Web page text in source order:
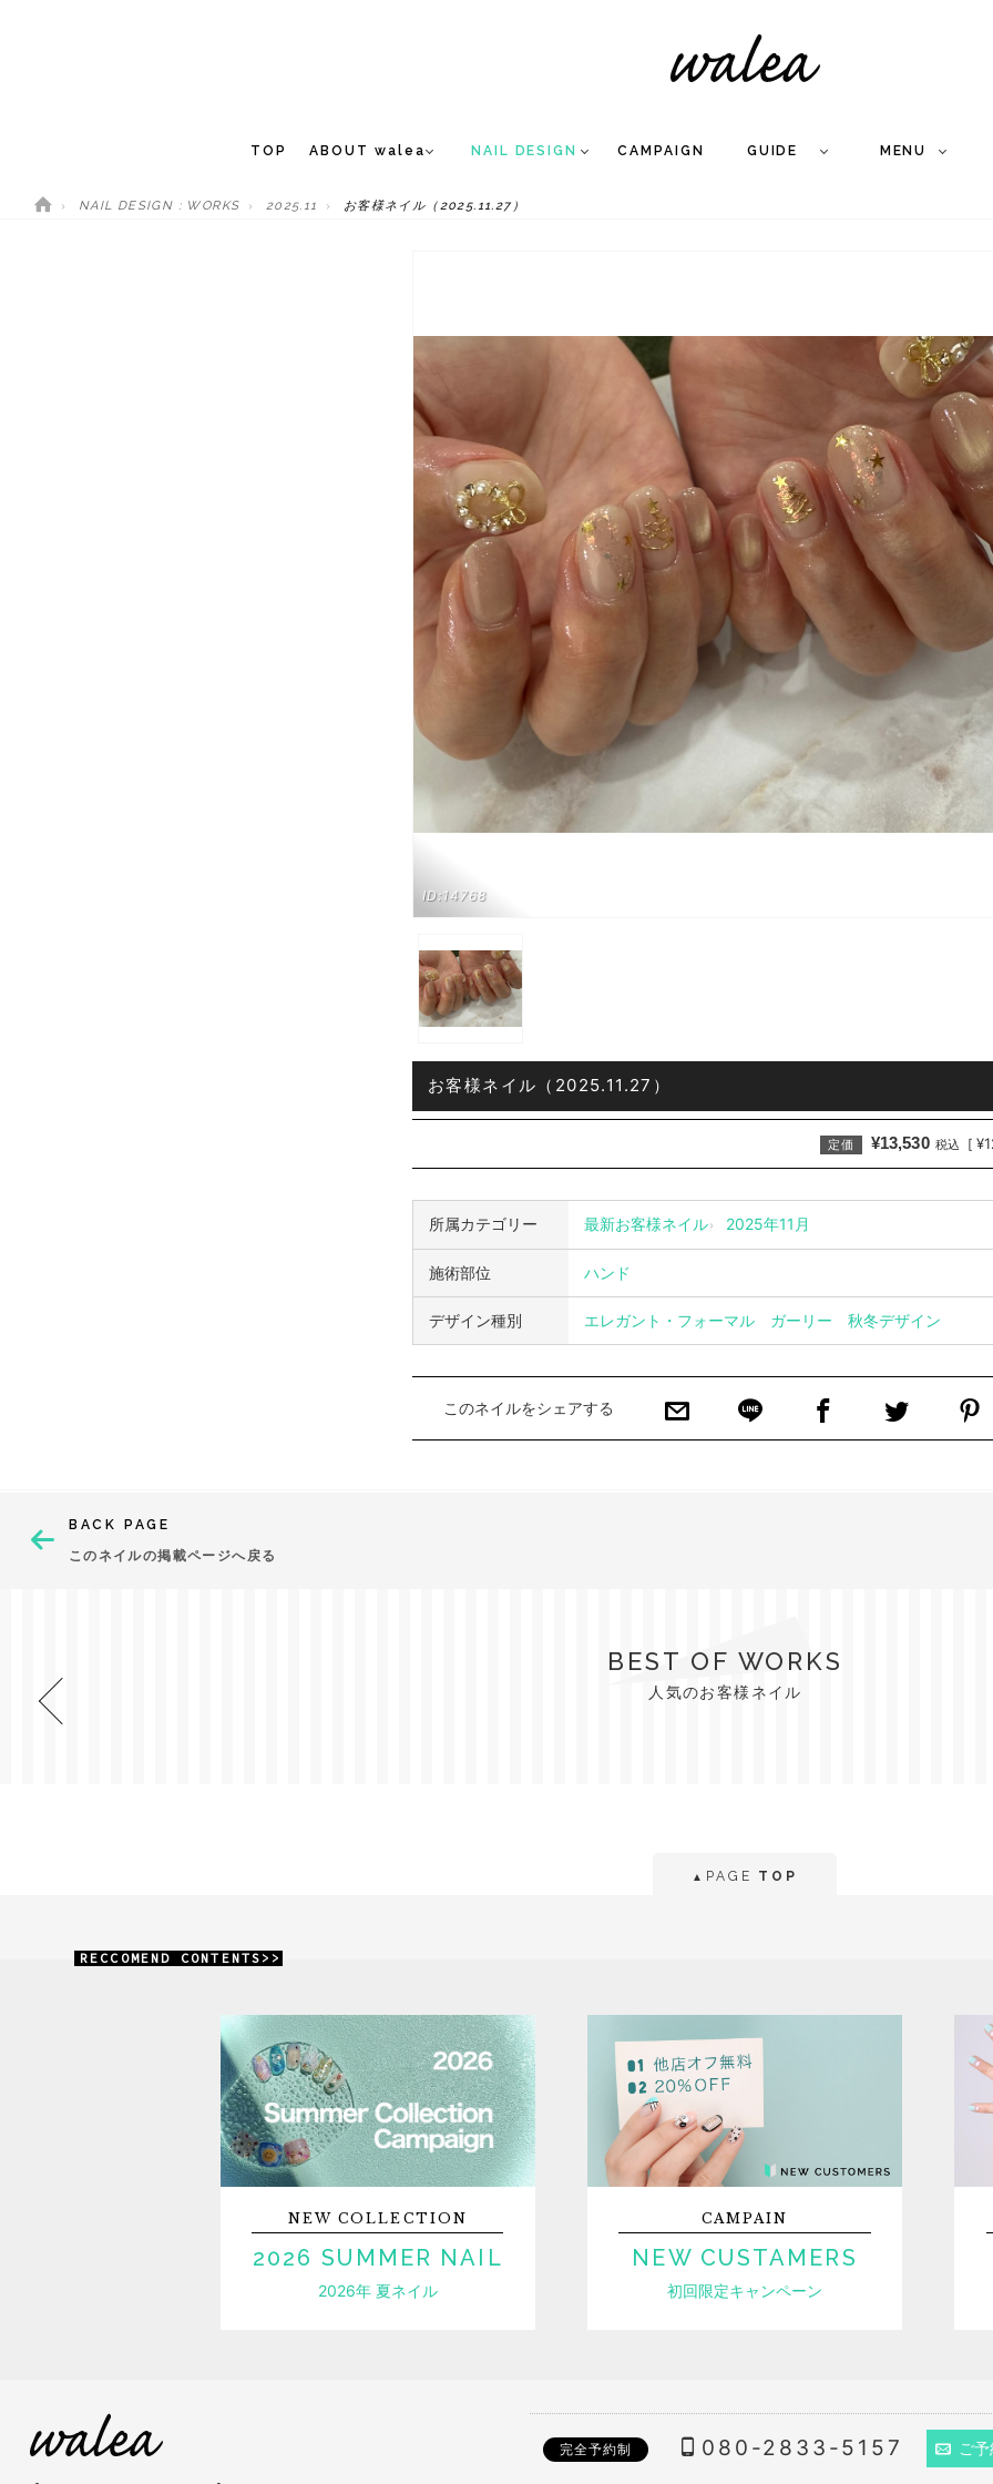
TOP ABOUT walea NAIL DESIGN CAMPAIGN GUIDE MENU
NAIL DESIGN : WORKS 2025.11 お客様ネイル（2025.11.27）
ID:14768
お客様ネイル（2025.11.27）
定価 ¥13,530 税込 [
所属カテゴリー 最新お客様ネイル 2025年11月
施術部位 ハンド
デザイン種別 エレガント・フォーマル ガーリー 秋冬デザイン
このネイルをシェアする
BACK PAGE
このネイルの掲載ページへ戻る
BEST OF WORKS
人気のお客様ネイル
▲ PAGE TOP
RECCOMEND CONTENTS>>
NEWCOLLECTION
2026 SUMMER NAIL
2026年 夏ネイル
CAMPAIN
NEW CUSTAMERS
初回限定キャンペーン
完全予約制 080-2833-5157 ご